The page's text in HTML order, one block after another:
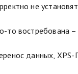
не
то востребована
данных,